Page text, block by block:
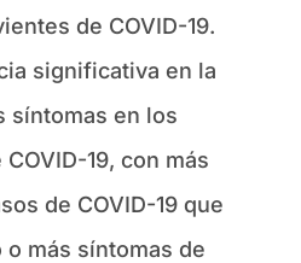
de COVID-19.
significativa en la
síntomas en los
19, con más
de COVID-19 que
más síntomas de